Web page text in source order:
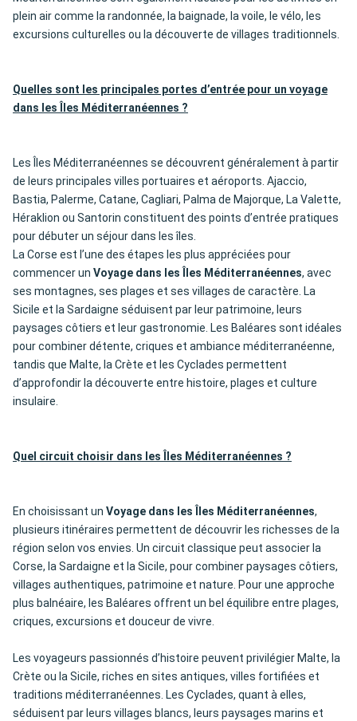
plein air comme la randonnée, la baignade, la voile, le vélo, les
excursions culturelles ou la découverte de villages traditionnels.
Quelles sont les principales portes d’entrée pour un voyage
dans les Îles Méditerranéennes ?
Les Îles Méditerranéennes se découvrent généralement à partir
de leurs principales villes portuaires et aéroports. Ajaccio,
Bastia, Palerme, Catane, Cagliari, Palma de Majorque, La Valette,
Héraklion ou Santorin constituent des points d’entrée pratiques
pour débuter un séjour dans les îles.
La Corse est l’une des étapes les plus appréciées pour
commencer un Voyage dans les Îles Méditerranéennes, avec
ses montagnes, ses plages et ses villages de caractère. La
Sicile et la Sardaigne séduisent par leur patrimoine, leurs
paysages côtiers et leur gastronomie. Les Baléares sont idéales
pour combiner détente, criques et ambiance méditerranéenne,
tandis que Malte, la Crète et les Cyclades permettent
d’approfondir la découverte entre histoire, plages et culture
insulaire.
Quel circuit choisir dans les Îles Méditerranéennes ?
En choisissant un Voyage dans les Îles Méditerranéennes,
plusieurs itinéraires permettent de découvrir les richesses de la
région selon vos envies. Un circuit classique peut associer la
Corse, la Sardaigne et la Sicile, pour combiner paysages côtiers,
villages authentiques, patrimoine et nature. Pour une approche
plus balnéaire, les Baléares offrent un bel équilibre entre plages,
criques, excursions et douceur de vivre.
Les voyageurs passionnés d’histoire peuvent privilégier Malte, la
Crète ou la Sicile, riches en sites antiques, villes fortifiées et
traditions méditerranéennes. Les Cyclades, quant à elles,
séduisent par leurs villages blancs, leurs paysages marins et